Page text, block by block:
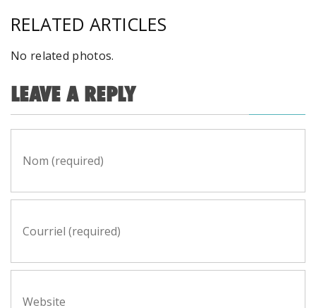
RELATED ARTICLES
No related photos.
LEAVE A REPLY